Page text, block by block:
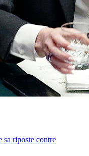
riposte contre